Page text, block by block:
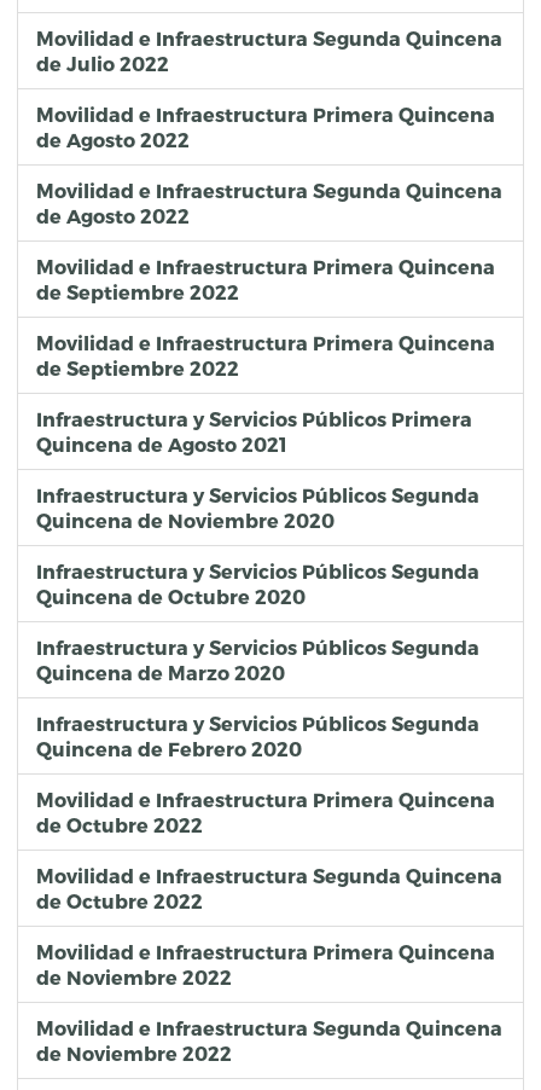
Movilidad e Infraestructura Segunda Quincena
de Julio 2022
Movilidad e Infraestructura Primera Quincena
de Agosto 2022
Movilidad e Infraestructura Segunda Quincena
de Agosto 2022
Movilidad e Infraestructura Primera Quincena
de Septiembre 2022
Movilidad e Infraestructura Primera Quincena
de Septiembre 2022
Infraestructura y Servicios Públicos Primera
Quincena de Agosto 2021
Infraestructura y Servicios Públicos Segunda
Quincena de Noviembre 2020
Infraestructura y Servicios Públicos Segunda
Quincena de Octubre 2020
Infraestructura y Servicios Públicos Segunda
Quincena de Marzo 2020
Infraestructura y Servicios Públicos Segunda
Quincena de Febrero 2020
Movilidad e Infraestructura Primera Quincena
de Octubre 2022
Movilidad e Infraestructura Segunda Quincena
de Octubre 2022
Movilidad e Infraestructura Primera Quincena
de Noviembre 2022
Movilidad e Infraestructura Segunda Quincena
de Noviembre 2022